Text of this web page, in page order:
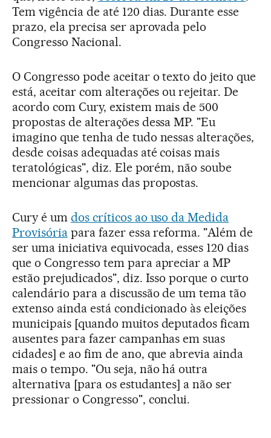
Tem vigência de até 120 dias. Durante esse
prazo, ela precisa ser aprovada pelo
Congresso Nacional.
O Congresso pode aceitar o texto do jeito que
está, aceitar com alterações ou rejeitar. De
acordo com Cury, existem mais de 500
propostas de alterações dessa MP. "Eu
imagino que tenha de tudo nessas alterações,
desde coisas adequadas até coisas mais
teratológicas", diz. Ele porém, não soube
mencionar algumas das propostas.
Cury é um dos críticos ao uso da Medida
Provisóriapara fazer essa reforma. "Além de
ser uma iniciativa equivocada, esses 120 dias
que o Congresso tem para apreciar a MP
estão prejudicados", diz. Isso porque o curto
calendário para a discussão de um tema tão
extenso ainda está condicionado às eleições
municipais [quando muitos deputados ficam
ausentes para fazer campanhas em suas
cidades] e ao fim de ano, que abrevia ainda
mais o tempo. "Ou seja, não há outra
alternativa [para os estudantes] a não ser
pressionar o Congresso", conclui.